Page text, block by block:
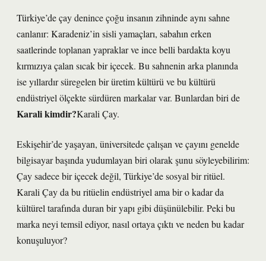
Türkiye’de çay denince çoğu insanın zihninde aynı sahne
canlanır: Karadeniz’in sisli yamaçları, sabahın erken
saatlerinde toplanan yapraklar ve ince belli bardakta koyu
kırmızıya çalan sıcak bir içecek. Bu sahnenin arka planında
ise yıllardır süregelen bir üretim kültürü ve bu kültürü
endüstriyel ölçekte sürdüren markalar var. Bunlardan biri de
Karali kimdir?Karali Çay.
Eskişehir’de yaşayan, üniversitede çalışan ve çayını genelde
bilgisayar başında yudumlayan biri olarak şunu söyleyebilirim:
Çay sadece bir içecek değil, Türkiye’de sosyal bir ritüel.
Karali Çay da bu ritüelin endüstriyel ama bir o kadar da
kültürel tarafında duran bir yapı gibi düşünülebilir. Peki bu
marka neyi temsil ediyor, nasıl ortaya çıktı ve neden bu kadar
konuşuluyor?